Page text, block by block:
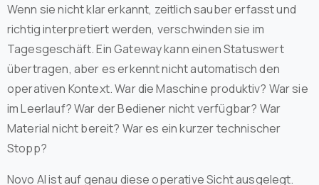
Wenn sie nicht klar erkannt, zeitlich sauber erfasst und
richtig interpretiert werden, verschwinden sie im
Tagesgeschäft. Ein Gateway kann einen Statuswert
übertragen, aber es erkennt nicht automatisch den
operativen Kontext. War die Maschine produktiv? War sie
im Leerlauf? War der Bediener nicht verfügbar? War
Material nicht bereit? War es ein kurzer technischer
Stopp?
Novo AI ist auf genau diese operative Sicht ausgelegt.